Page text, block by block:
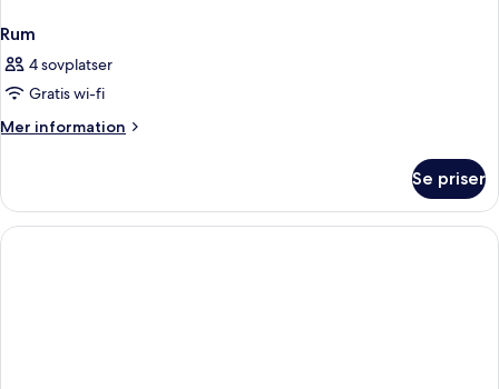
Rum
4 sovplatser
Gratis wi-fi
Mer information
Mer
Se priser